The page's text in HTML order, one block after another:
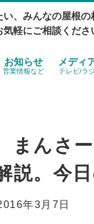
、みんなの屋根の
軽にご相談くださ
お知らせ
営業情報など
メディ
テレビ/ラ
まんさ
説。今
年3月7日